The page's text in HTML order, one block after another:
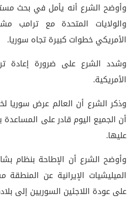
وأوضح الشرع أنه يأمل في بحث
والولايات المتحدة مع ترامب
الأمريكي خطوات كبيرة تجاه سوريا.
وشدد الشرع على ضرورة إعادة
الأمريكية.
وذكر الشرع أن العالم عرض سوريا
أن الجميع اليوم قادر على
عليها.
وأوضح الشرع أن الإطاحة بنظام
الميليشيات الإيرانية عن
على عودة اللاجئين السوريين إلى